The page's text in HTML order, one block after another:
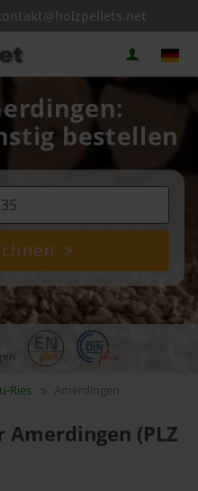
bestellen
Ries Amerdingen
(PLZ